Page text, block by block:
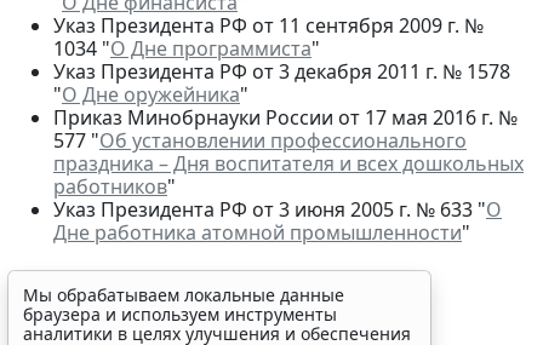
Указ Президента РФ от 11 сентября 2009 г. №
1034 "О Дне программиста"
Указ Президента РФ от 3 декабря 2011 г. № 1578
"О Дне оружейника"
Приказ Минобрнауки России от 17 мая 2016 г. №
577 "Об установлении профессионального
праздника – Дня воспитателя и всех дошкольных
работников"
Указ Президента РФ от 3 июня 2005 г. № 633 "О
Дне работника атомной промышленности"
Мы обрабатываем локальные данные
браузера и используем инструменты
аналитики в целях улучшения и обеспечения